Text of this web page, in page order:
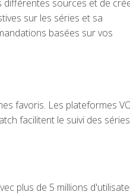
sources et de
sur les séries et sa
basées sur vos
favoris. Les plateformes
facilitent le suivi des
plus de 5 millions